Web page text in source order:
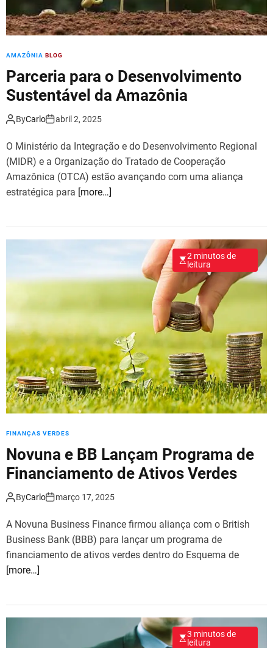
AMAZÔNIA BLOG
Parceria para o Desenvolvimento
Sustentável da Amazônia
ByCarlo abril 2, 2025
O Ministério da Integração e do Desenvolvimento Regional
(MIDR) e a Organização do Tratado de Cooperação
Amazônica (OTCA) estão avançando com uma aliança
estratégica para [more…]
2 minutos de
leitura
FINANÇAS VERDES
Novuna e BB Lançam Programa de
Financiamento de Ativos Verdes
ByCarlo março 17, 2025
A Novuna Business Finance firmou aliança com o British
Business Bank (BBB) para lançar um programa de
financiamento de ativos verdes dentro do Esquema de
[more…]
3 minutos de
leitura